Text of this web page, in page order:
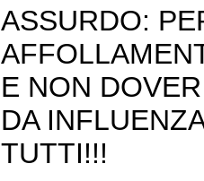
ASSURDO:
E NON
DA
TUTTI!!!